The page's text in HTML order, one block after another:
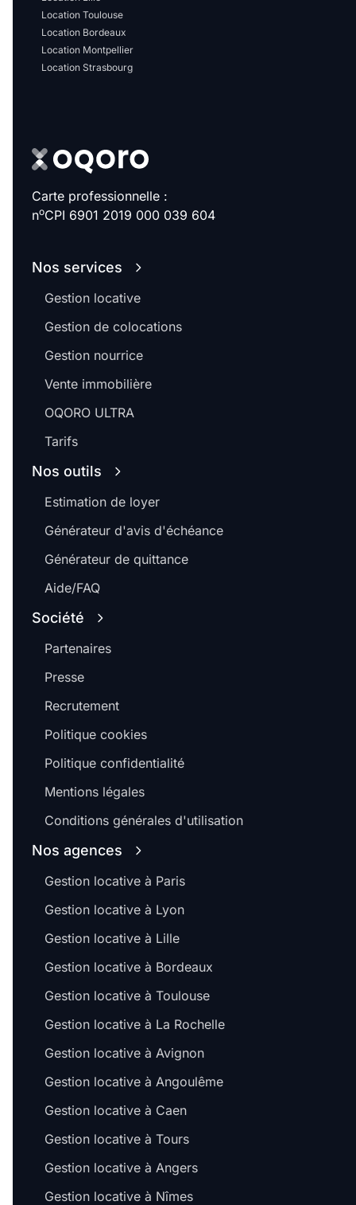
Location Toulouse
Location Bordeaux
Location Montpellier
Location Strasbourg
Carte professionnelle :
noCPI 6901 2019 000 039 604
Nos services
Gestion locative
Gestion de colocations
Gestion nourrice
Vente immobilière
OQORO ULTRA
Tarifs
Nos outils
Estimation de loyer
Générateur d'avis d'échéance
Générateur de quittance
Aide/FAQ
Société
Partenaires
Presse
Recrutement
Politique cookies
Politique confidentialité
Mentions légales
Conditions générales d'utilisation
Nos agences
Gestion locative à Paris
Gestion locative à Lyon
Gestion locative à Lille
Gestion locative à Bordeaux
Gestion locative à Toulouse
Gestion locative à La Rochelle
Gestion locative à Avignon
Gestion locative à Angoulême
Gestion locative à Caen
Gestion locative à Tours
Gestion locative à Angers
Gestion locative à Nîmes